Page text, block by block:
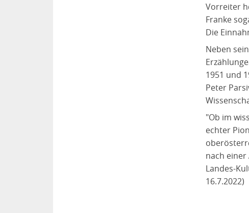
Vorreiter
Franke
Die
Neben
1951 und
Peter
"Ob im
echter
nach
Landes-
16.7.2022)